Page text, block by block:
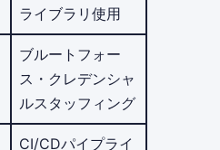
ライブラリ使用
ブルートフォー
ス・クレデンシャ
ルスタッフィング
CI/CDパイプライ